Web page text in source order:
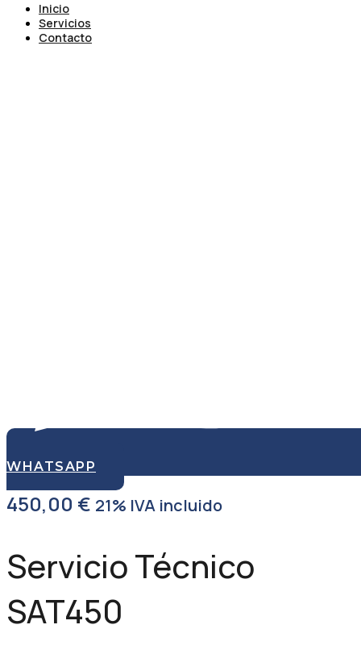
Inicio
Servicios
Contacto
WHATSAPP
450,00 € 21% IVA incluido
Servicio Técnico
SAT450